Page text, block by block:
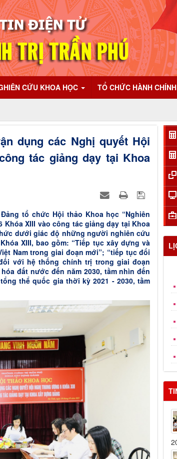
CỨU KHOA HỌC TỔ CHỨC HÀNH CHÍNH
dụng các Nghị quyết Hội
tác giảng dạy tại Khoa
tổ chức Hội thảo Khoa học “Nghiên
XIII vào công tác giảng dạy tại Khoa
dưới giác độ những người nghiên cứu
XIII, bao gồm: “Tiếp tục xây dựng và
Nam trong giai đoạn mới”; “tiếp tục đổi
với hệ thống chính trị trong giai đoạn
đất nước đến năm 2030, tầm nhìn đến
thể quốc gia thời kỳ 2021 - 2030, tầm